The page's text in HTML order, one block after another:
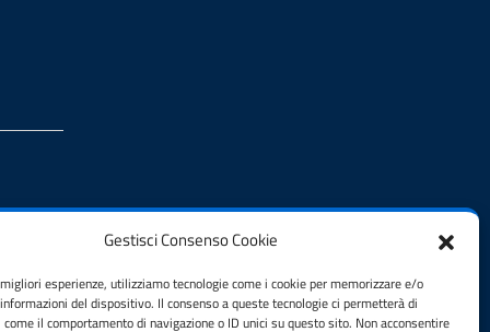
Gestisci Consenso Cookie
esperienze, utilizziamo tecnologie come i cookie per memorizzare e/o
del dispositivo. Il consenso a queste tecnologie ci permetterà di
il comportamento di navigazione o ID unici su questo sito. Non acconsentire